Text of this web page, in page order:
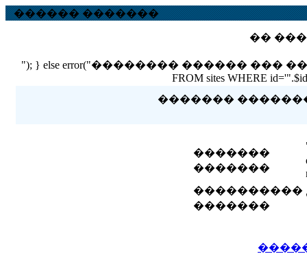
������ �������
��
"); } else error("�������� ������ ��� ������
FROM sites WHERE
�������
�������
�������
����������
�������